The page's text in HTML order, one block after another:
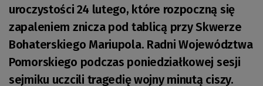
uroczystości 24 lutego, które rozpoczną się
zapaleniem znicza pod tablicą przy Skwerze
Bohaterskiego Mariupola. Radni Województwa
Pomorskiego podczas poniedziałkowej sesji
sejmiku uczcili tragedię wojny minutą ciszy.